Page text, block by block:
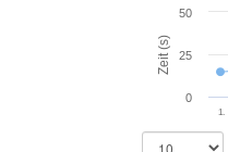
Zeit (s)
1.
0
25
50